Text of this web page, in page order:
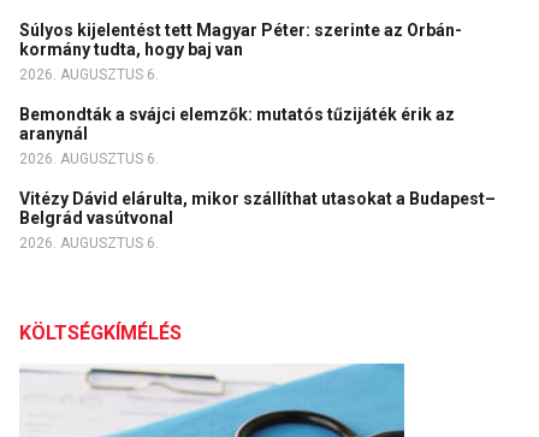
Súlyos kijelentést tett Magyar Péter: szerinte az Orbán-
kormány tudta, hogy baj van
2026. AUGUSZTUS 6.
Bemondták a svájci elemzők: mutatós tűzijáték érik az
aranynál
2026. AUGUSZTUS 6.
Vitézy Dávid elárulta, mikor szállíthat utasokat a Budapest–
Belgrád vasútvonal
2026. AUGUSZTUS 6.
KÖLTSÉGKÍMÉLÉS